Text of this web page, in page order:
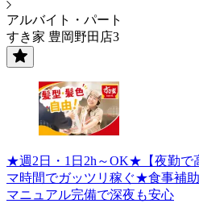
アルバイト・パート
すき家 豊岡野田店3
★週2日・1日2h～OK★【夜勤で
マ時間でガッツリ稼ぐ★食事補
マニュアル完備で深夜も安心